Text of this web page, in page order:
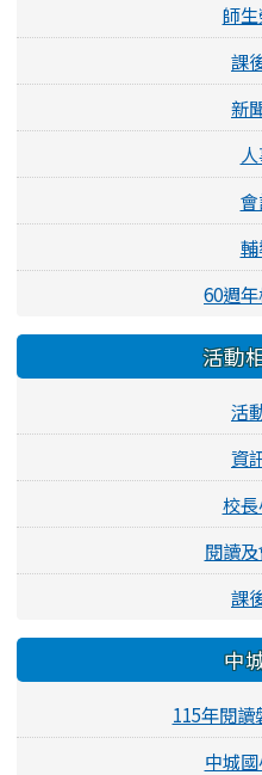
師
課
新
60週
活動
活
資
校
閱讀
課
中
115年閱
中城